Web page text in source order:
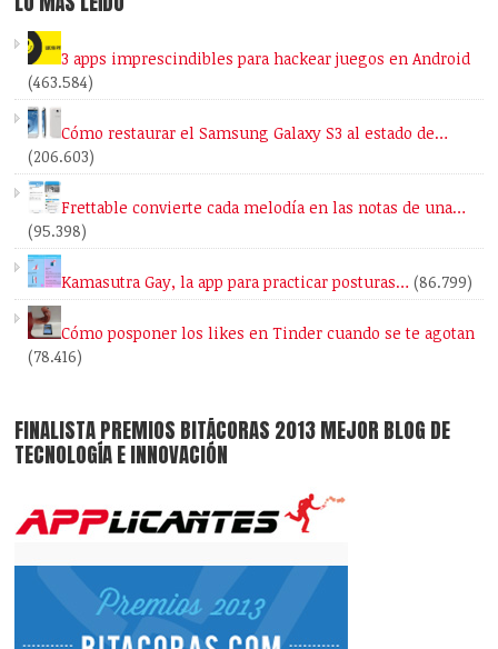
3 apps imprescindibles para hackear juegos en Android
(463.584)
Cómo restaurar el Samsung Galaxy S3 al estado de…
(206.603)
Frettable convierte cada melodía en las notas de una…
(95.398)
Kamasutra Gay, la app para practicar posturas… (86.799)
Cómo posponer los likes en Tinder cuando se te agotan
(78.416)
FINALISTA PREMIOS BITÁCORAS 2013 MEJOR BLOG DE
TECNOLOGÍA E INNOVACIÓN